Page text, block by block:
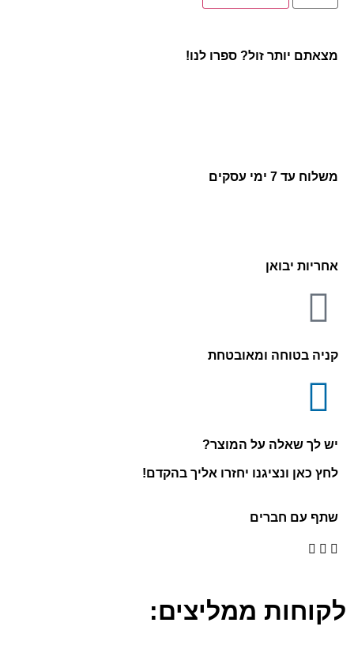
מצאתם יותר זול? ספרו לנו!
משלוח עד 7 ימי עסקים
אחריות יבואן
קניה בטוחה ומאובטחת
יש לך שאלה על המוצר?
לחץ כאן ונציגנו יחזרו אליך בהקדם!
שתף עם חברים
לקוחות ממליצים: